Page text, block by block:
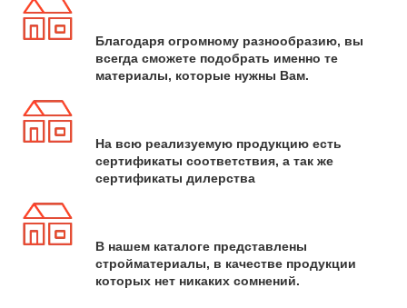
Благодаря огромному разнообразию, вы
всегда сможете подобрать именно те
материалы, которые нужны Вам.
На всю реализуемую продукцию есть
сертификаты соответствия, а так же
сертификаты дилерства
В нашем каталоге представлены
стройматериалы, в качестве продукции
которых нет никаких сомнений.